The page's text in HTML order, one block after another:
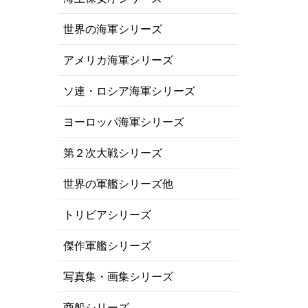
世界の海軍シリーズ
アメリカ海軍シリーズ
ソ連・ロシア海軍シリーズ
ヨーロッパ海軍シリーズ
第２次大戦シリーズ
世界の軍艦シリーズ他
トリビアシリーズ
傑作軍艦シリーズ
写真集・画集シリーズ